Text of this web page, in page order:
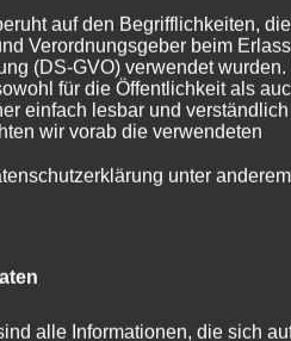
auf den Begrifflichkeiten,
Verordnungsgeber beim
(DS-GVO) verwendet
für die Öffentlichkeit als
einfach lesbar und
wir vorab die verwendeten
unter
alle Informationen, die sich